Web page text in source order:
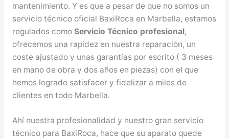
mantenimiento. Y es que a pesar de que no somos un
servicio técnico oficial BaxiRoca en Marbella, estamos
regulados como Servicio Técnico profesional,
ofrecemos una rapidez en nuestra reparación, un
coste ajustado y unas garantías por escrito ( 3 meses
en mano de obra y dos años en piezas) con el que
hemos logrado satisfacer y fidelizar a miles de
clientes en todo Marbella.
Ahí nuestra profesionalidad y nuestro gran servicio
técnico para BaxiRoca, hace que su aparato quede